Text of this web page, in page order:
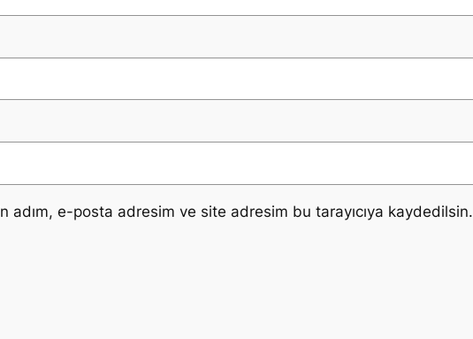
adım, e-posta adresim ve site adresim bu tarayıcıya kaydedilsin.